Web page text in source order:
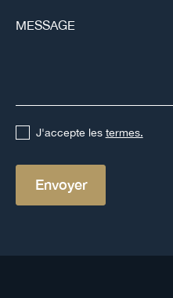
J'accepte les termes.